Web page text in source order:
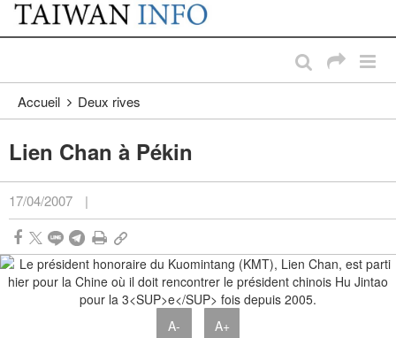
Passer au contenu principal
:::
Accueil Deux rives
Lien Chan à Pékin
17/04/2007 |
A- A+